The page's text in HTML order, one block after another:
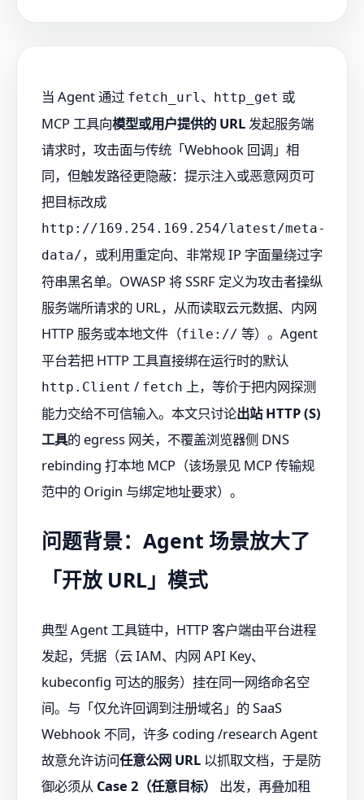
当 Agent 通过 fetch_url、 http_get 或
MCP 工具向模型或用户提供的 URL发起服务端
请求时，攻击面与传统「Webhook 回调」相
同，但触发路径更隐蔽：提示注入或恶意网页可
把目标改成
http://169.254.169.254/latest/meta-
data/ ，或利用重定向、非常规 IP 字面量绕过字
符串黑名单。OWASP 将 SSRF 定义为攻击者操纵
服务端所请求的 URL，从而读取云元数据、内网
HTTP 服务或本地文件（file:// 等）。Agent
平台若把 HTTP 工具直接绑在运行时的默认
http.Client / fetch 上，等价于把内网探测
能力交给不可信输入。本文只讨论出站 HTTP (S)
工具的 egress 网关，不覆盖浏览器侧 DNS
rebinding 打本地 MCP（该场景见 MCP 传输规
范中的 Origin 与绑定地址要求）。
问题背景：Agent 场景放大了
「开放 URL」模式
典型 Agent 工具链中，HTTP 客户端由平台进程
发起，凭据（云 IAM、内网 API Key、
kubeconfig 可达的服务）挂在同一网络命名空
间。与「仅允许回调到注册域名」的 SaaS
Webhook 不同，许多 coding /research Agent
故意允许访问任意公网 URL 以抓取文档，于是防
御必须从 Case 2（任意目标） 出发，再叠加租